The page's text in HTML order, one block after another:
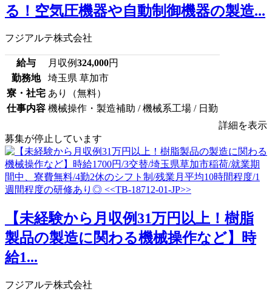
る！空気圧機器や自動制御機器の製造...
フジアルテ株式会社
給与 月収例324,000円
勤務地
埼玉県 草加市
寮・社宅 あり（無料）
仕事内容 機械操作・製造補助 / 機械系工場 / 日勤
詳細を表示
募集が停止しています
【未経験から月収例31万円以上！樹脂
製品の製造に関わる機械操作など】時
給1...
フジアルテ株式会社